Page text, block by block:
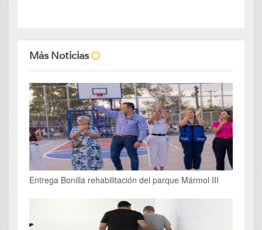
Más Noticias
Entrega Bonilla rehabilitación del parque Mármol III